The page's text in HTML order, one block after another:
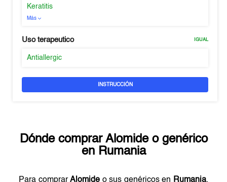
Keratitis
Más
Uso terapeutico IGUAL
Antiallergic
INSTRUCCIÓN
Dónde comprar Alomideo genérico
en Rumania
Para comprarAlomide o sus genéricos en Rumania,